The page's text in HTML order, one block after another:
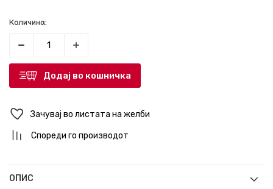
Количина:
Додај во кошничка
Зачувај во листата на желби
Спореди го производот
ОПИС